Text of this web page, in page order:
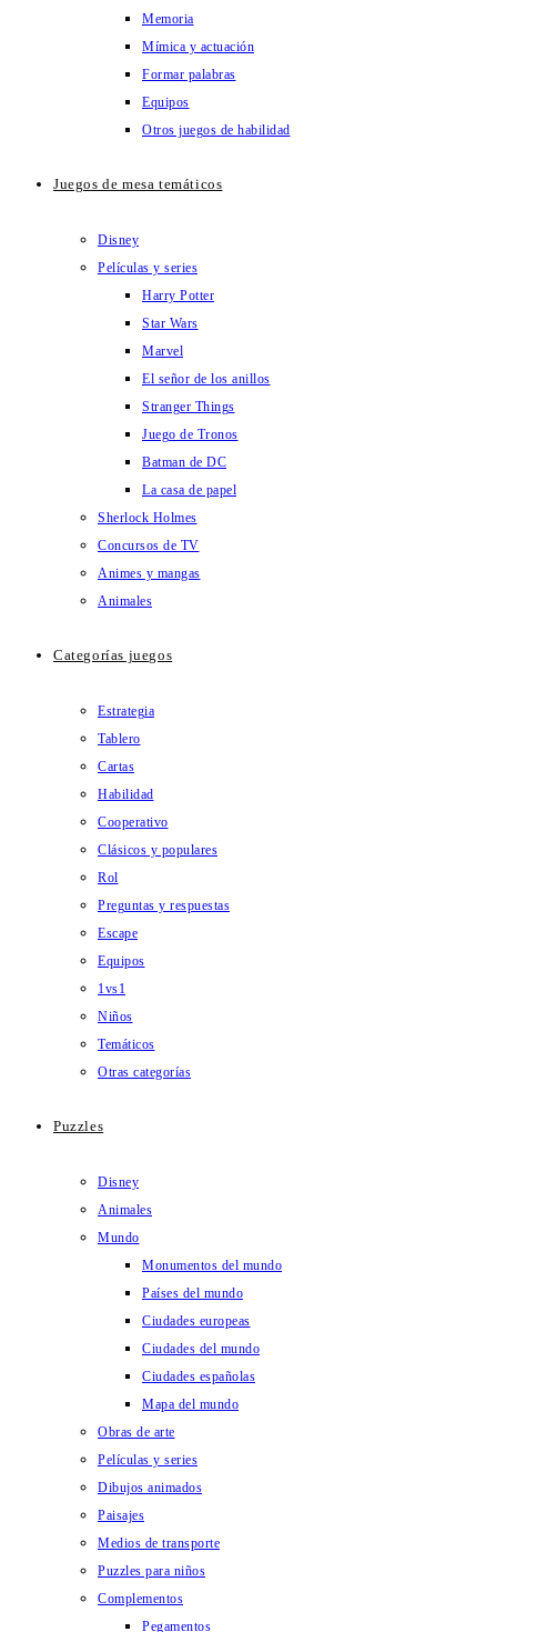
Memoria
Mímica y actuación
Formar palabras
Equipos
Otros juegos de habilidad
Juegos de mesa temáticos
Disney
Películas y series
Harry Potter
Star Wars
Marvel
El señor de los anillos
Stranger Things
Juego de Tronos
Batman de DC
La casa de papel
Sherlock Holmes
Concursos de TV
Animes y mangas
Animales
Categorías juegos
Estrategia
Tablero
Cartas
Habilidad
Cooperativo
Clásicos y populares
Rol
Preguntas y respuestas
Escape
Equipos
1vs1
Niños
Temáticos
Otras categorías
Puzzles
Disney
Animales
Mundo
Monumentos del mundo
Países del mundo
Ciudades europeas
Ciudades del mundo
Ciudades españolas
Mapa del mundo
Obras de arte
Películas y series
Dibujos animados
Paisajes
Medios de transporte
Puzzles para niños
Complementos
Pegamentos